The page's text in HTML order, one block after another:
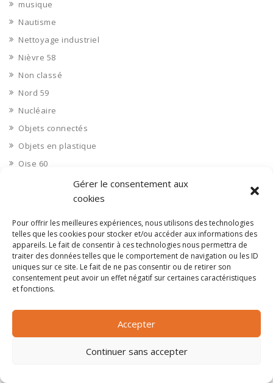
Gérer le consentement aux
cookies
Pour offrir les meilleures expériences, nous utilisons des technologies
telles que les cookies pour stocker et/ou accéder aux informations des
appareils. Le fait de consentir à ces technologies nous permettra de
traiter des données telles que le comportement de navigation ou les ID
uniques sur ce site. Le fait de ne pas consentir ou de retirer son
consentement peut avoir un effet négatif sur certaines caractéristiques
et fonctions.
Accepter
Continuer sans accepter
musique
Nautisme
Nettoyage industriel
Nièvre 58
Non classé
Nord 59
Nucléaire
Objets connectés
Objets en plastique
Oise 60
Opérateur télécom
Opérateurs télécom
Ordinateurs
Orne 61
Ouvrages d’art
Paramédical, compléments alimentaires
Pêche
Petite distribution